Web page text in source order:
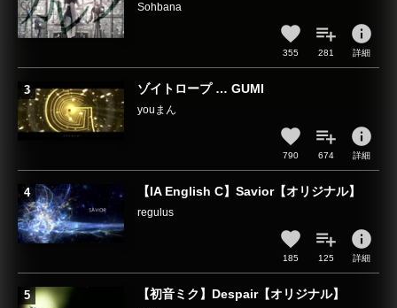
Sohbana
355 281
info
詳細
ゾイトロープ … GUMI
youまん
790 674
info
詳細
【IA English C】Savior【オリジナル】
regulus
185 125
info
詳細
【初音ミク】Despair【オリジナル】